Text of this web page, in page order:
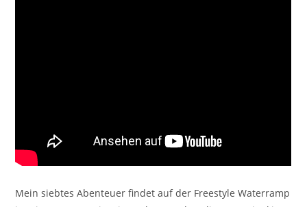
Mein siebtes Abenteuer findet auf der Freestyle Waterramp